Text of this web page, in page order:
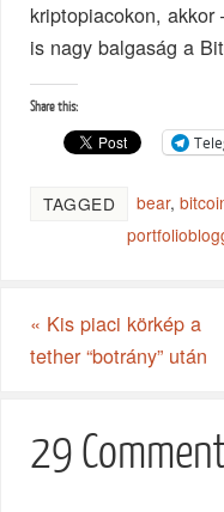
kriptopiacokon,
is nagy balgaság a
Share this:
TAGGED bear,
« Kis piaci körkép a
tether “botrány” után
29